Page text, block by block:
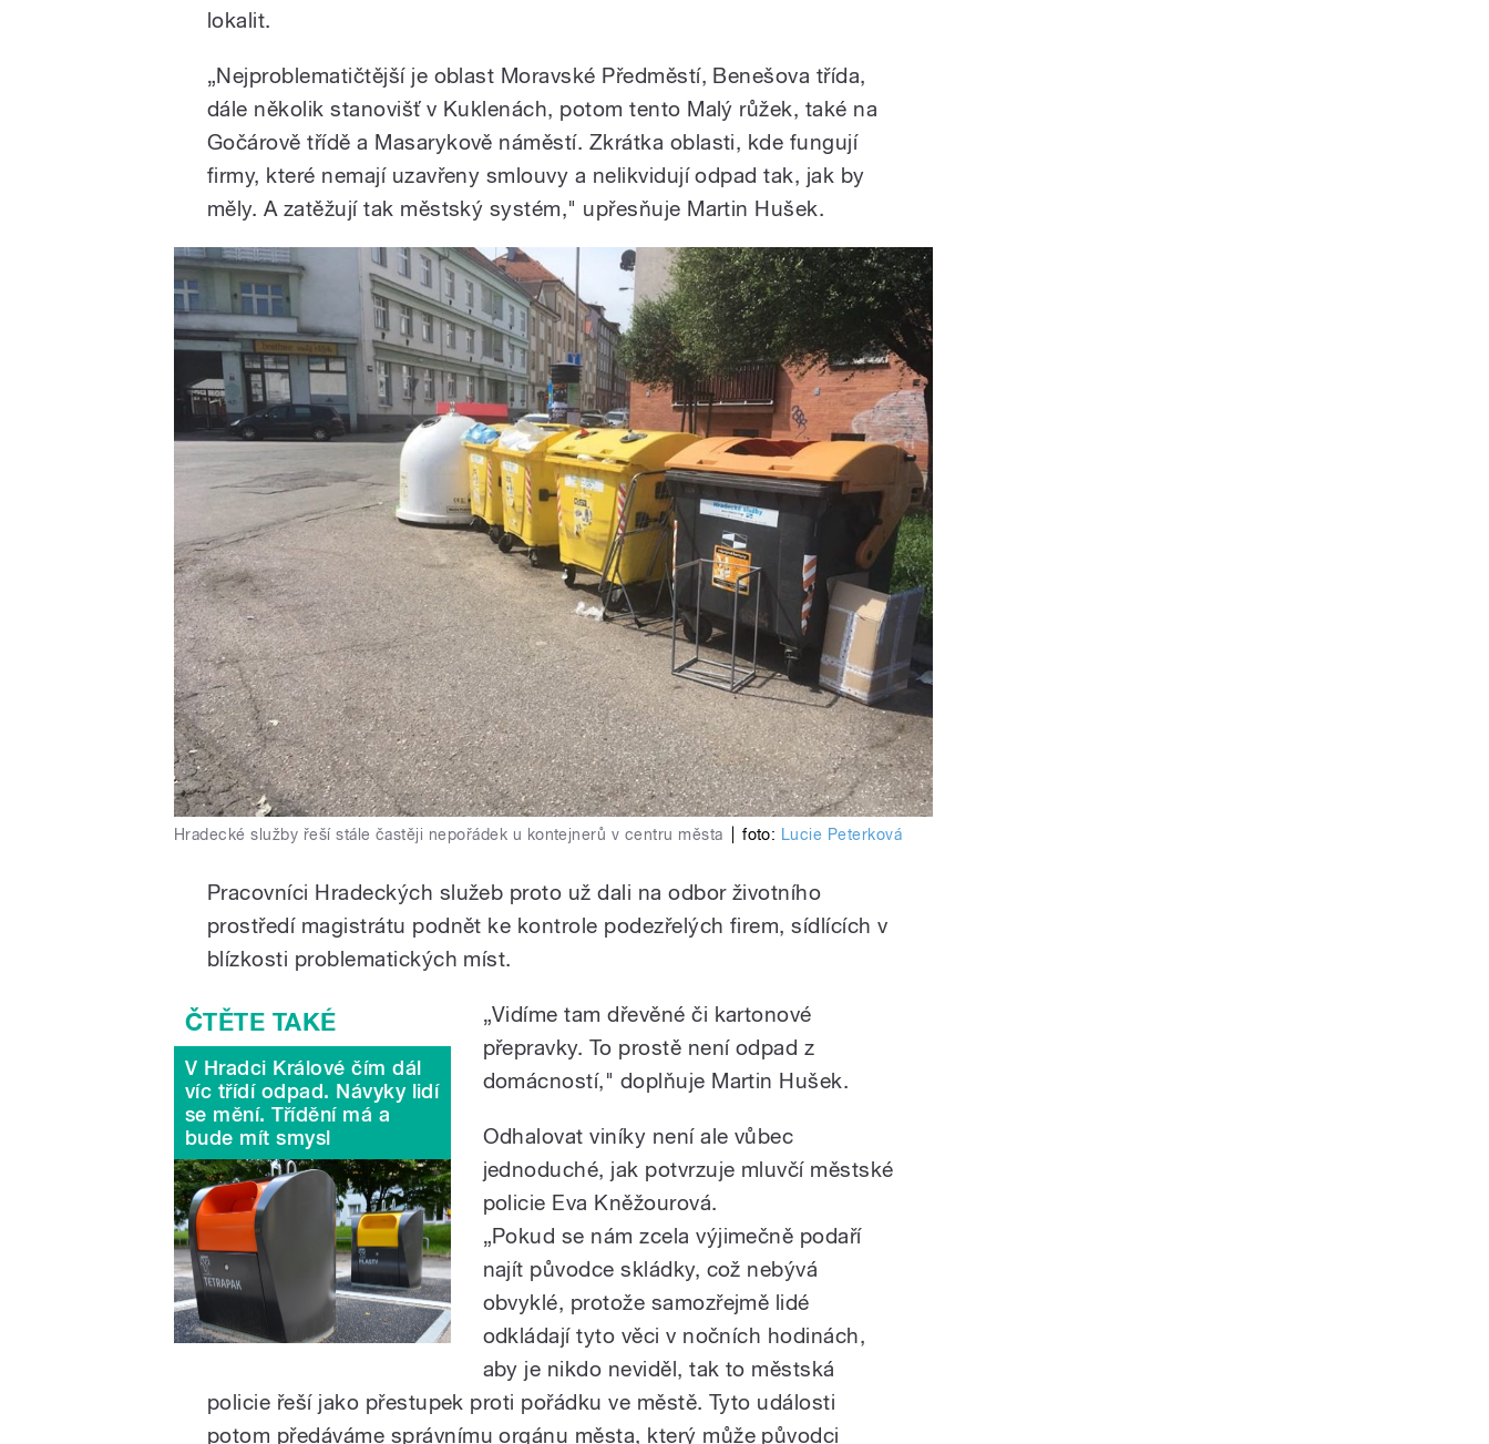
lokalit.
„Nejproblematičtější je oblast Moravské Předměstí, Benešova třída,
dále několik stanovišť v Kuklenách, potom tento Malý růžek, také na
Gočárově třídě a Masarykově náměstí. Zkrátka oblasti, kde fungují
firmy, které nemají uzavřeny smlouvy a nelikvidují odpad tak, jak by
měly. A zatěžují tak městský systém," upřesňuje Martin Hušek.
Hradecké služby řeší stále častěji nepořádek u kontejnerů v centru města foto: Lucie Peterková
Pracovníci Hradeckých služeb proto už dali na odbor životního
prostředí magistrátu podnět ke kontrole podezřelých firem, sídlících v
blízkosti problematických míst.
V Hradci Králové čím dál
víc třídí odpad. Návyky lidí
se mění. Třídění má a
bude mít smysl
„Vidíme tam dřevěné či kartonové
přepravky. To prostě není odpad z
domácností," doplňuje Martin Hušek.
Odhalovat viníky není ale vůbec
jednoduché, jak potvrzuje mluvčí městské
policie Eva Kněžourová.
„Pokud se nám zcela výjimečně podaří
najít původce skládky, což nebývá
obvyklé, protože samozřejmě lidé
odkládají tyto věci v nočních hodinách,
aby je nikdo neviděl, tak to městská
policie řeší jako přestupek proti pořádku ve městě. Tyto události
potom předáváme správnímu orgánu města, který může původci